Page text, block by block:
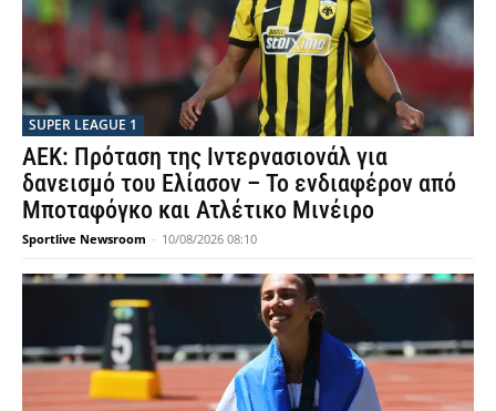
SUPER LEAGUE 1
ΑΕΚ: Πρόταση της Ιντερνασιονάλ για
δανεισμό του Ελίασον – Το ενδιαφέρον από
Μποταφόγκο και Ατλέτικο Μινέιρο
Sportlive Newsroom - 10/08/2026 08:10